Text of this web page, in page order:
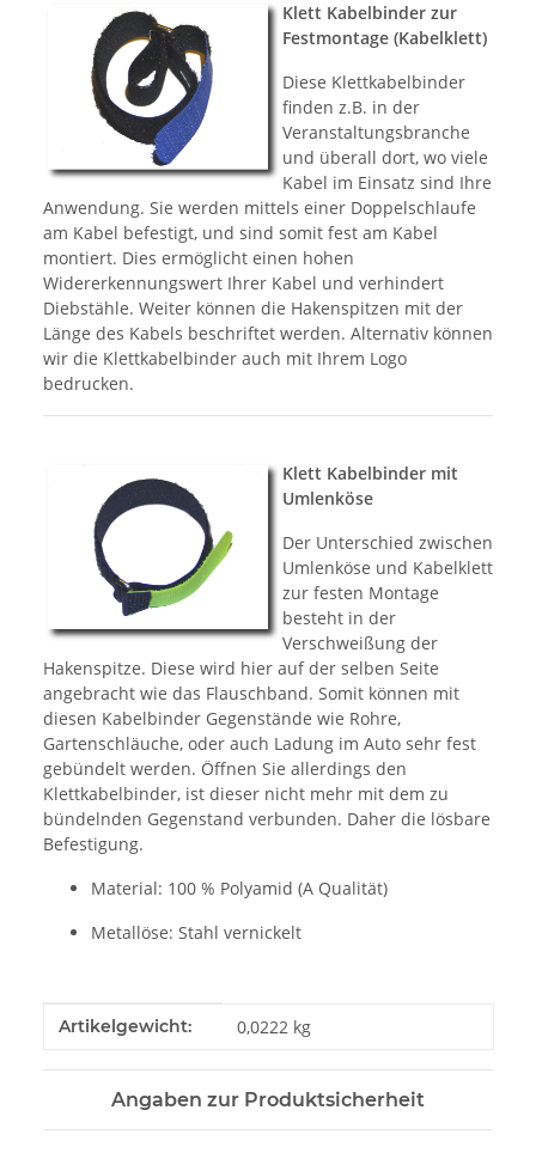
Klett Kabelbinder zur
Festmontage (Kabelklett)
Diese Klettkabelbinder
finden z.B. in der
Veranstaltungsbranche
und überall dort, wo viele
Kabel im Einsatz sind Ihre
Anwendung. Sie werden mittels einer Doppelschlaufe
am Kabel befestigt, und sind somit fest am Kabel
montiert. Dies ermöglicht einen hohen
Widererkennungswert Ihrer Kabel und verhindert
Diebstähle. Weiter können die Hakenspitzen mit der
Länge des Kabels beschriftet werden. Alternativ können
wir die Klettkabelbinder auch mit Ihrem Logo
bedrucken.
Klett Kabelbinder mit
Umlenköse
Der Unterschied zwischen
Umlenköse und Kabelklett
zur festen Montage
besteht in der
Verschweißung der
Hakenspitze. Diese wird hier auf der selben Seite
angebracht wie das Flauschband. Somit können mit
diesen Kabelbinder Gegenstände wie Rohre,
Gartenschläuche, oder auch Ladung im Auto sehr fest
gebündelt werden. Öffnen Sie allerdings den
Klettkabelbinder, ist dieser nicht mehr mit dem zu
bündelnden Gegenstand verbunden. Daher die lösbare
Befestigung.
Material: 100 % Polyamid (A Qualität)
Metallöse: Stahl vernickelt
Produkteigenschaft
Wert
Artikelgewicht: 0,0222 kg
Angaben zur Produktsicherheit